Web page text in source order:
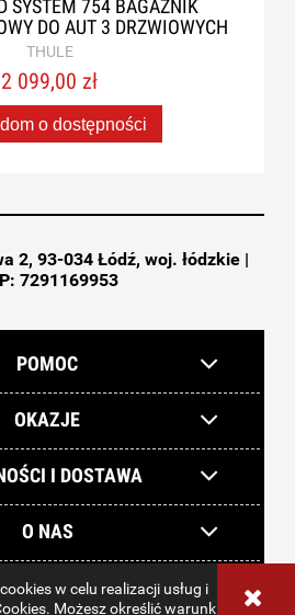
w celu realizacji usług i
. Możesz określić warunki
SYSTEM 754 BAGAŻNIK
DO AUT 3 DRZWIOWYCH
THULE
2 099,00 zł
o dostępności
2, 93-034 Łódź, woj. łódzkie |
7291169953
POMOC
OKAZJE
I DOSTAWA
O NAS
internetowy Shoper.pl